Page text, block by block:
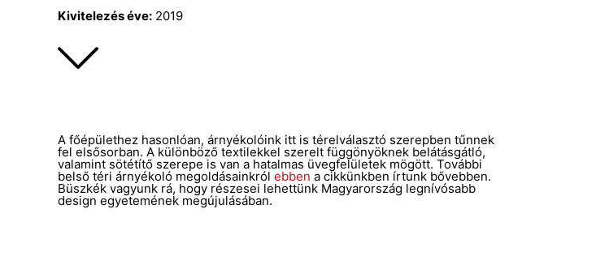
Kivitelezés éve: 2019
A főépülethez hasonlóan, árnyékolóink itt is térelválasztó szerepben tűnnek
fel elsősorban. A különböző textilekkel szerelt függönyöknek belátásgátló,
valamint sötétítő szerepe is van a hatalmas üvegfelületek mögött. További
belső téri árnyékoló megoldásainkról ebben a cikkünkben írtunk bővebben.
Büszkék vagyunk rá, hogy részesei lehettünk Magyarország legnívósabb
design egyetemének megújulásában.